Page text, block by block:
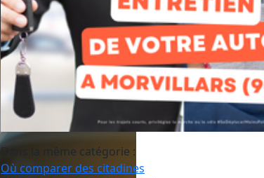
Dans la même catégorie :
Où comparer des citadines